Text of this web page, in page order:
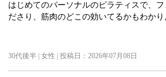
はじめてのパーソナルのピラティスで、フ
ださり、筋肉のどこの効いてるかもわか
30代後半 | 女性 | 投稿日：2026年07月08日